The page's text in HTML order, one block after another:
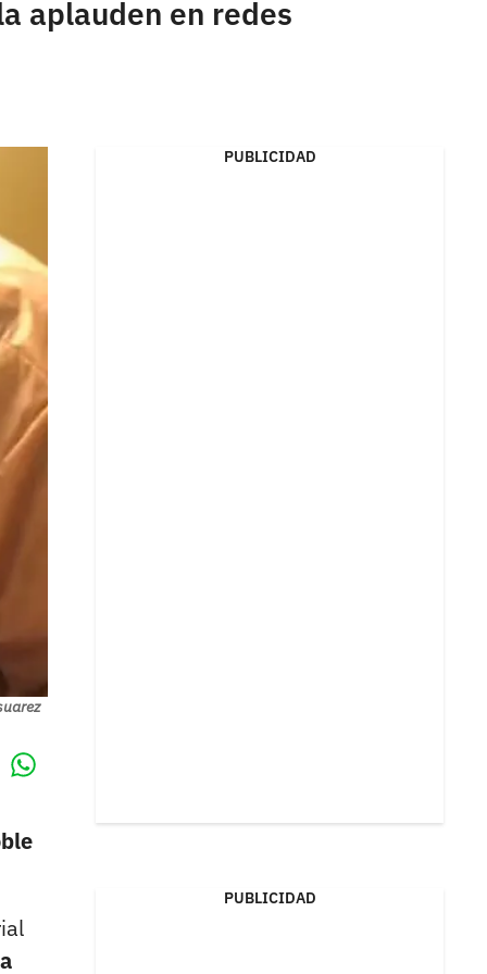
aplauden en redes
PUBLICIDAD
PUBLICIDAD